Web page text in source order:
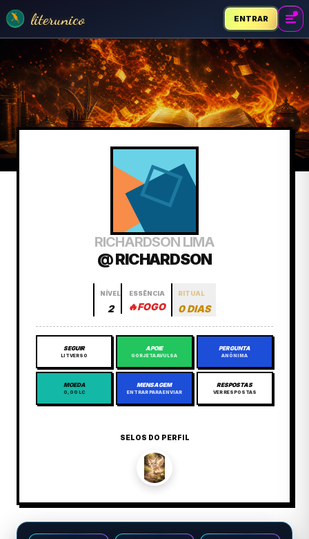
literunico ENTRAR
RICHARDSON LIMA
@ RICHARDSON
NÍVEL
2
ESSÊNCIA
🔥FOGO
RITUAL
0 DIAS
SEGUIR
LITVERSO
APOIE
GORJETA AVULSA
PERGUNTA
ANÔNIMA
MOEDA
0,00 LC
MENSAGEM
ENTRAR PARA ENVIAR
RESPOSTAS
VER RESPOSTAS
SELOS DO PERFIL